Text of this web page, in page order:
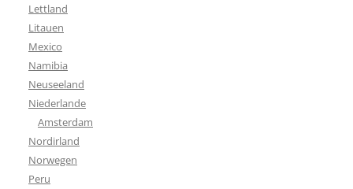
Lettland
Litauen
Mexico
Namibia
Neuseeland
Niederlande
Amsterdam
Nordirland
Norwegen
Peru